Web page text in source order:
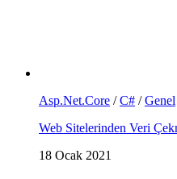
Asp.Net.Core /C# /Genel
Web Sitelerinden Veri
18 Ocak 2021